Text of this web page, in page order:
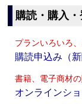
購読・購入
プランいろいろ
購読申込み（新
書籍、電子商材
オンラインシ